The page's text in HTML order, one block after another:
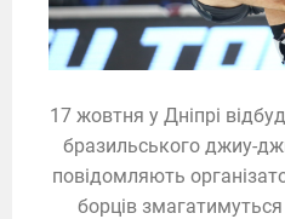
17 жовтня у Дніпрі
бразильського джиу-
повідомляють
борців